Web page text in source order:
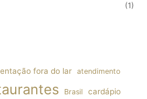
(1)
fora do lar atendimento
Brasil cardápio